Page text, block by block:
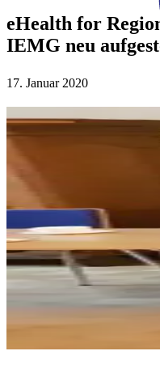
eHealth for
IEMG neu
17. Januar 2020